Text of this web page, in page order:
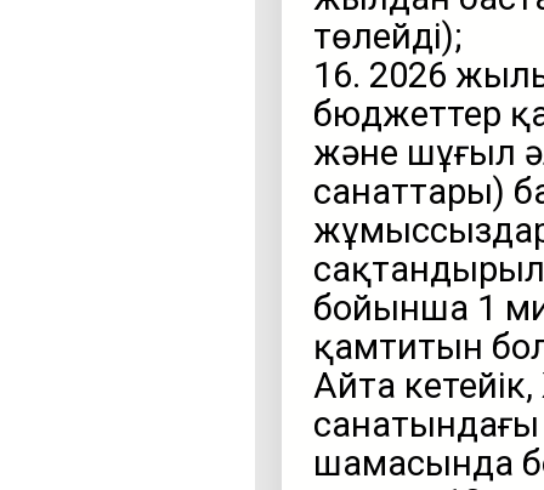
төлейді);
16. 2026
бюджеттер
және шұғыл
санаттары)
жұмыссыздар
бойынша 1
қамтитын
Айта
шамасында